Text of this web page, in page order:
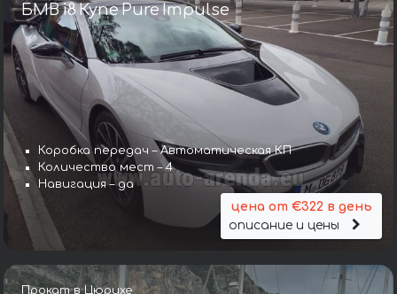
БМВ i8 Купе Pure Impulse
Коробка передач – Автоматическая КП
Количество мест – 4
Навигация – да
цена от €322 в день
описание и цены
Прокат в Цюрихе
Коробка передач – Автоматическая КП
Количество мест – 2
Навигация – да
цена от €322 в день
описание и цены
Прокат в Цюрихе